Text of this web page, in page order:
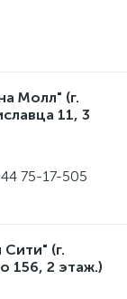
Молл" (г.
11, 3
75-17-505
(г.
156, 2 этаж.)